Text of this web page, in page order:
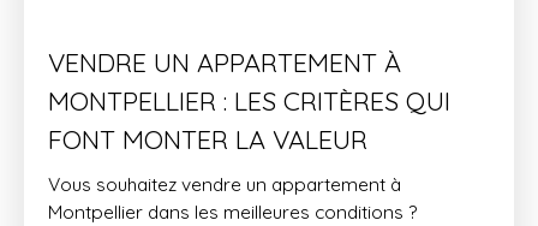
VENDRE UN APPARTEMENT À
MONTPELLIER : LES CRITÈRES QUI
FONT MONTER LA VALEUR
Vous souhaitez vendre un appartement à
Montpellier dans les meilleures conditions ?